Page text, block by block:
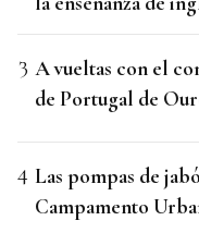
A vueltas con el
de Portugal de
Las pompas de
Campamento